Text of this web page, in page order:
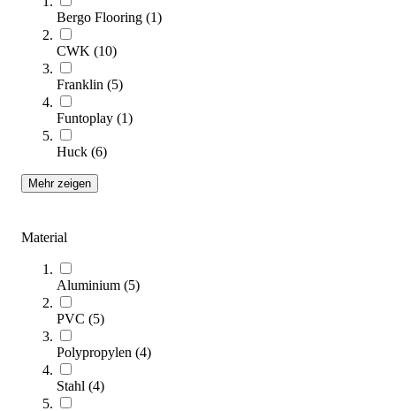
Bergo Flooring (1)
CWK (10)
Franklin (5)
Funtoplay (1)
Huck (6)
Mehr zeigen
Material
Aluminium (5)
PVC (5)
Polypropylen (4)
Stahl (4)
Salming® Floorball Schutzbrille SPLIT VISION
Aktuell nicht lieferbar